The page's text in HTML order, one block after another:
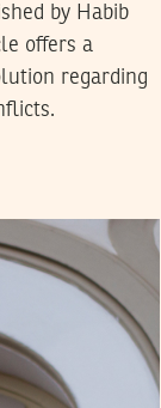
by Habib
offers a
regarding